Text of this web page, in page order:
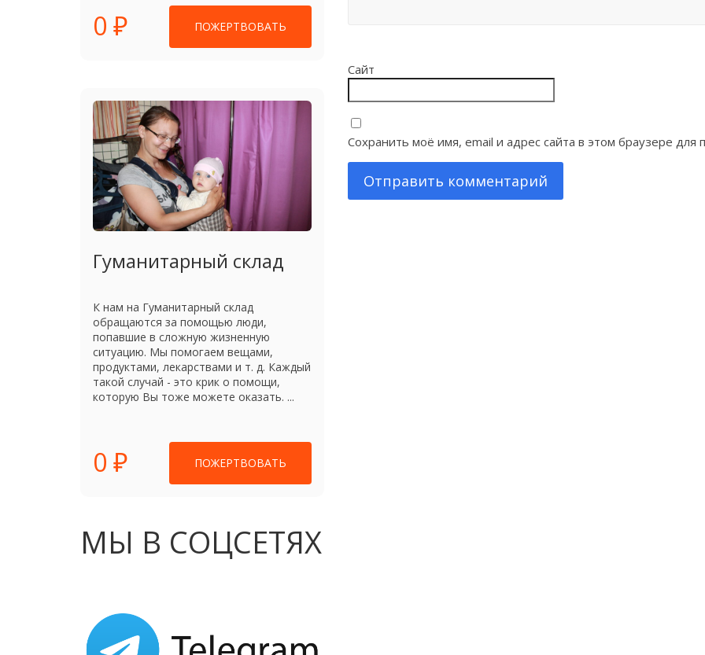
Сайт
Сохранить моё имя, email и адрес сайта в этом браузере
0 ₽ ПОЖЕРТВОВАТЬ
Гуманитарный склад
К нам на Гуманитарный склад
обращаются за помощью люди,
попавшие в сложную жизненную
ситуацию. Мы помогаем вещами,
продуктами, лекарствами и т. д. Каждый
такой случай - это крик о помощи,
которую Вы тоже можете оказать. ...
0 ₽ ПОЖЕРТВОВАТЬ
МЫ В СОЦСЕТЯХ